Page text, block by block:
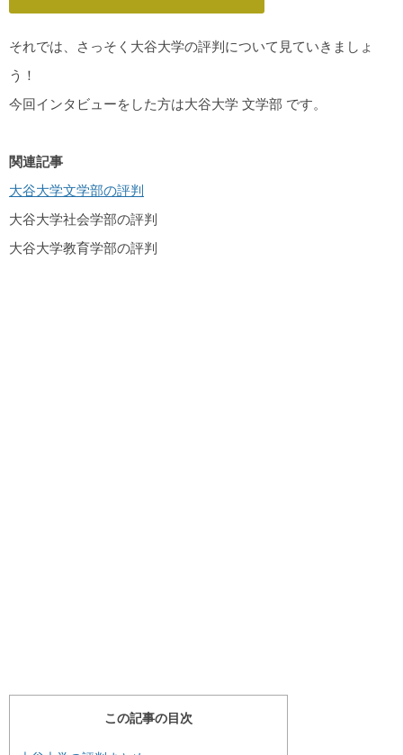
それでは、さっそく大谷大学の評判について見ていきましょ
う！
今回インタビューをした方は大谷大学 文学部 です。
関連記事
大谷大学文学部の評判
大谷大学社会学部の評判
大谷大学教育学部の評判
この記事の目次